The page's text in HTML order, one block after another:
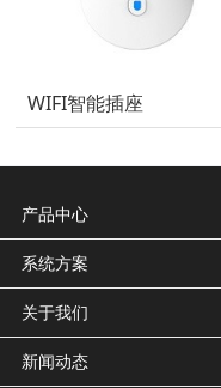
WIFI智能插座
产品中心
系统方案
关于我们
新闻动态